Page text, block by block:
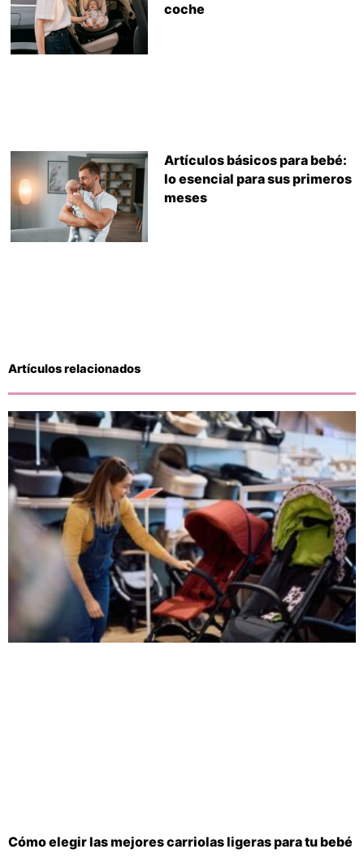
coche
Artículos básicos para bebé:
lo esencial para sus primeros
meses
Artículos relacionados
Cómo elegir las mejores carriolas ligeras para tu bebé